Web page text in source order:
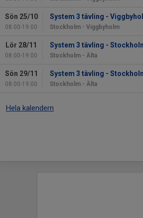
Sön 25/10
08:00-19:00
System 3 tävling -
Stockholm - Viggbyholm
Lör 28/11
08:00-19:00
System 3 tävling -
Stockholm - Älta
Sön 29/11
08:00-19:00
System 3 tävling -
Stockholm - Älta
Hela kalendern